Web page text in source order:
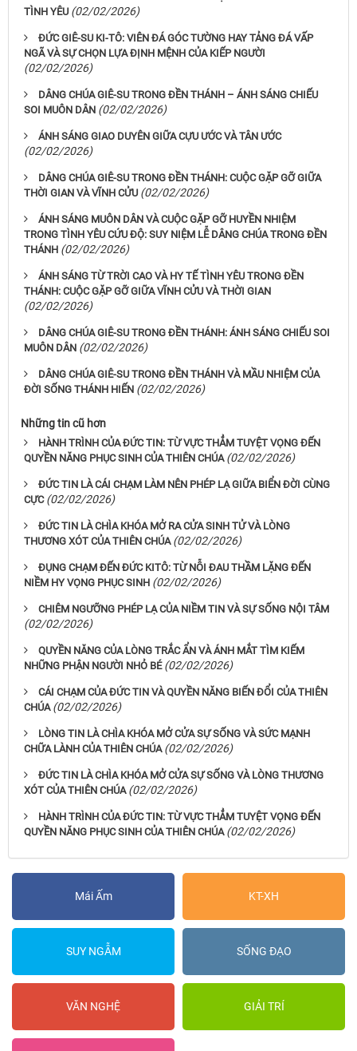
TÌNH YÊU (02/02/2026)
ĐỨC GIÊ-SU KI-TÔ: VIÊN ĐÁ GÓC TƯỜNG HAY TẢNG ĐÁ VẤP
NGÃ VÀ SỰ CHỌN LỰA ĐỊNH MỆNH CỦA KIẾP NGƯỜI
(02/02/2026)
DÂNG CHÚA GIÊ-SU TRONG ĐỀN THÁNH – ÁNH SÁNG CHIẾU
SOI MUÔN DÂN (02/02/2026)
ÁNH SÁNG GIAO DUYÊN GIỮA CỰU ƯỚC VÀ TÂN ƯỚC
(02/02/2026)
DÂNG CHÚA GIÊ-SU TRONG ĐỀN THÁNH: CUỘC GẶP GỠ GIỮA
THỜI GIAN VÀ VĨNH CỬU (02/02/2026)
ÁNH SÁNG MUÔN DÂN VÀ CUỘC GẶP GỠ HUYỀN NHIỆM
TRONG TÌNH YÊU CỨU ĐỘ: SUY NIỆM LỄ DÂNG CHÚA TRONG ĐỀN
THÁNH (02/02/2026)
ÁNH SÁNG TỪ TRỜI CAO VÀ HY TẾ TÌNH YÊU TRONG ĐỀN
THÁNH: CUỘC GẶP GỠ GIỮA VĨNH CỬU VÀ THỜI GIAN
(02/02/2026)
DÂNG CHÚA GIÊ-SU TRONG ĐỀN THÁNH: ÁNH SÁNG CHIẾU SOI
MUÔN DÂN (02/02/2026)
DÂNG CHÚA GIÊ-SU TRONG ĐỀN THÁNH VÀ MẦU NHIỆM CỦA
ĐỜI SỐNG THÁNH HIẾN (02/02/2026)
Những tin cũ hơn
HÀNH TRÌNH CỦA ĐỨC TIN: TỪ VỰC THẲM TUYỆT VỌNG ĐẾN
QUYỀN NĂNG PHỤC SINH CỦA THIÊN CHÚA (02/02/2026)
ĐỨC TIN LÀ CÁI CHẠM LÀM NÊN PHÉP LẠ GIỮA BIỂN ĐỜI CÙNG
CỰC (02/02/2026)
ĐỨC TIN LÀ CHÌA KHÓA MỞ RA CỬA SINH TỬ VÀ LÒNG
THƯƠNG XÓT CỦA THIÊN CHÚA (02/02/2026)
ĐỤNG CHẠM ĐẾN ĐỨC KITÔ: TỪ NỖI ĐAU THẦM LẶNG ĐẾN
NIỀM HY VỌNG PHỤC SINH (02/02/2026)
CHIÊM NGƯỠNG PHÉP LẠ CỦA NIỀM TIN VÀ SỰ SỐNG NỘI TÂM
(02/02/2026)
QUYỀN NĂNG CỦA LÒNG TRẮC ẨN VÀ ÁNH MẮT TÌM KIẾM
NHỮNG PHẬN NGƯỜI NHỎ BÉ (02/02/2026)
CÁI CHẠM CỦA ĐỨC TIN VÀ QUYỀN NĂNG BIẾN ĐỔI CỦA THIÊN
CHÚA (02/02/2026)
LÒNG TIN LÀ CHÌA KHÓA MỞ CỬA SỰ SỐNG VÀ SỨC MẠNH
CHỮA LÀNH CỦA THIÊN CHÚA (02/02/2026)
ĐỨC TIN LÀ CHÌA KHÓA MỞ CỬA SỰ SỐNG VÀ LÒNG THƯƠNG
XÓT CỦA THIÊN CHÚA (02/02/2026)
HÀNH TRÌNH CỦA ĐỨC TIN: TỪ VỰC THẲM TUYỆT VỌNG ĐẾN
QUYỀN NĂNG PHỤC SINH CỦA THIÊN CHÚA (02/02/2026)
Mái Ấm KT-XH
SUY NGẪM SỐNG ĐẠO
VĂN NGHỆ GIẢI TRÍ